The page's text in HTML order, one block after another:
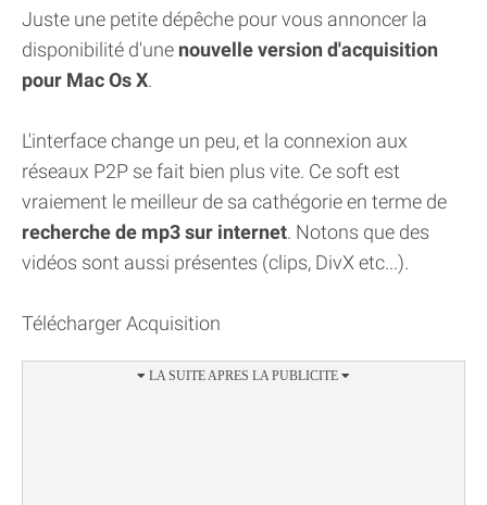
Juste une petite dépêche pour vous annoncer la
disponibilité d'une nouvelle version d'acquisition
pour Mac Os X.
L'interface change un peu, et la connexion aux
réseaux P2P se fait bien plus vite. Ce soft est
vraiement le meilleur de sa cathégorie en terme de
recherche de mp3 sur internet. Notons que des
vidéos sont aussi présentes (clips, DivX etc...).
Télécharger Acquisition